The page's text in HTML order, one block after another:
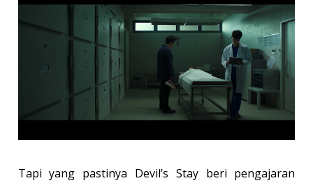
Tapi yang pastinya Devil’s Stay beri pengajaran